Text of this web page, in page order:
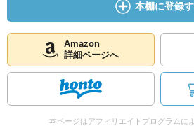
本棚に登録
Amazon
詳細ページへ
本ページはアフィリエイトプログラムに